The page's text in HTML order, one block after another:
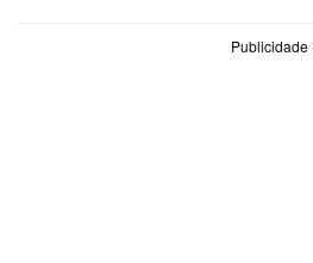
Publicidade